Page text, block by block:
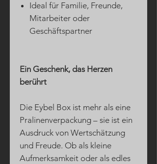
Ideal für Familie, Freunde,
Mitarbeiter oder
Geschäftspartner
Ein Geschenk, das Herzen
berührt
Die Eybel Box ist mehr als eine
Pralinenverpackung – sie ist ein
Ausdruck von Wertschätzung
und Freude. Ob als kleine
Aufmerksamkeit oder als edles